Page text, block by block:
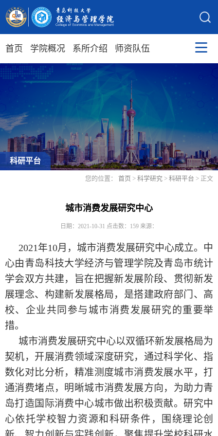
首页 学院概况 系所介绍 师资队伍
科研平台
您的位置： 首页 > 科学研究 > 科研平台 > 正文
城市消费发展研究中心
日期：2021-10-31 点击数： 159 来源：
2021年10月，城市消费发展研究中心成立。中
心由青岛科技大学经济与管理学院及青岛市统计
学会双方共建，旨在把握新发展阶段、贯彻新发
展理念、构建新发展格局，是搭建政府部门、高
校、企业共同参与城市消费发展研究的重要举
措。
城市消费发展研究中心以双循环新发展格局为
契机，开展消费领域深度研究，通过科学化、指
数化对比分析，精准测度城市消费发展水平，打
通消费堵点，明晰城市消费发展方向，为助力青
岛打造国际消费中心城市做出积极贡献。研究中
心依托学校智力资源和科研条件，围绕理论创